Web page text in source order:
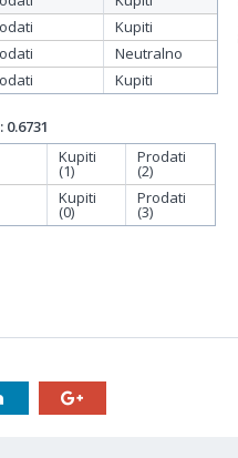
Kupiti
Neutralno
Kupiti
Kupiti
(1)
Prodati
(2)
Kupiti
(0)
Prodati
(3)